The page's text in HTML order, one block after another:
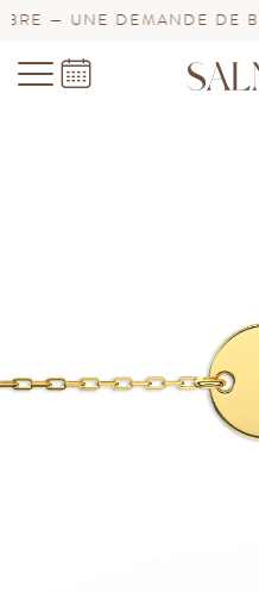
— UNE DEMANDE DE